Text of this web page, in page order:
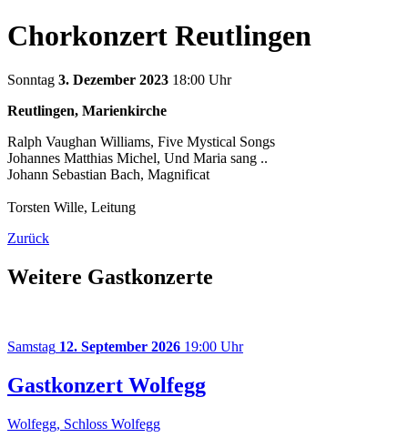
Chorkonzert Reutlingen
Sonntag 3. Dezember 2023 18:00 Uhr
Reutlingen, Marienkirche
Ralph Vaughan Williams, Five Mystical Songs
Johannes Matthias Michel, Und Maria sang ..
Johann Sebastian Bach, Magnificat
Torsten Wille, Leitung
Zurück
Weitere Gastkonzerte
Samstag 12. September 2026 19:00 Uhr
Gastkonzert Wolfegg
Wolfegg, Schloss Wolfegg